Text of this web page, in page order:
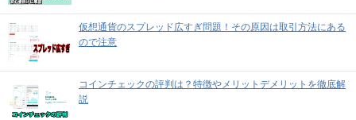
仮想通貨のスプレッド広すぎ問題！その原因は取引方法にある
ので注意
コインチェックの評判は？特徴やメリットデメリットを徹底解
説